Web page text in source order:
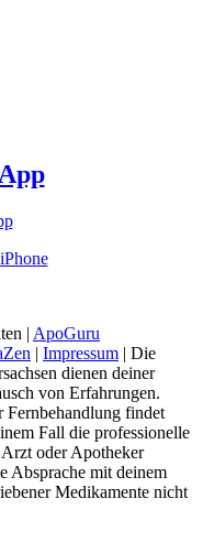
| ApoGuru
| Impressum | Die
dienen deiner
von Erfahrungen.
findet
Fall die professionelle
oder Apotheker
Absprache mit deinem
Medikamente nicht